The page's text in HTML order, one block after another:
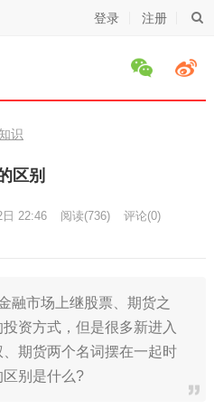
登录 注册
识
区别
日 22:46 阅读(736) 评论(0)
市场上继股票、期货之
资方式，但是很多新进入
期货两个名词摆在一起时
别是什么?